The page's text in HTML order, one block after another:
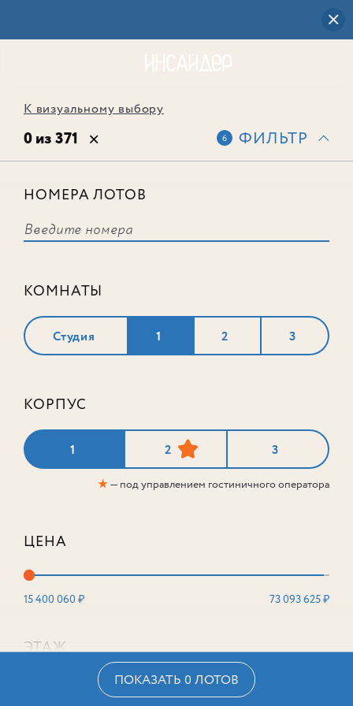
К визуальному выбору
0 из 371 6 ФИЛЬТР
НОМЕРА ЛОТОВ
КОМНАТЫ
Студия 1 2 3
КОРПУС
1 2 3
★— под управлением гостиничного оператора
ЦЕНА
15 400 060 ₽ 73 093 625 ₽
ЭТАЖ
ПОКАЗАТЬ 0 ЛОТОВ
соответствует ни одного лота